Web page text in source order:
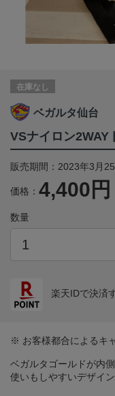
在庫なし
ベガルタ仙台
VSナイロン2WAY
販売期間：2023年3月
価格： 4,400円
数量
楽天IDで決済
※ お客様都合によるキ
ベガルタゴールドが内
使いもしやすいデザイ